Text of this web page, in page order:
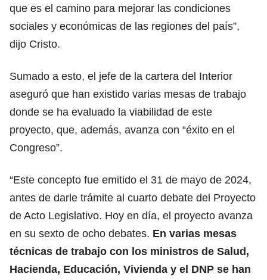
que es el camino para mejorar las condiciones
sociales y económicas de las regiones del país”,
dijo Cristo.
Sumado a esto, el jefe de la cartera del Interior
aseguró que han existido varias mesas de trabajo
donde se ha evaluado la viabilidad de este
proyecto, que, además, avanza con “éxito en el
Congreso”.
“Este concepto fue emitido el 31 de mayo de 2024,
antes de darle trámite al cuarto debate del Proyecto
de Acto Legislativo. Hoy en día, el proyecto avanza
en su sexto de ocho debates. En varias mesas
técnicas de trabajo con los ministros de Salud,
Hacienda, Educación, Vivienda y el DNP se han